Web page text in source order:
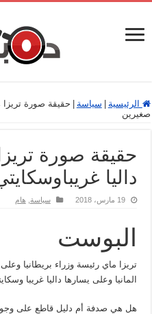
الرئيسية سياسة
حقيقة صورة تريزا
صغيرين
حقيقة صورة
داليا
19 مارس، 2018 سياسة هام
البوست
تريزا ماي رئيسة وزراء بريطانيا وعلى
المانيا وعلى يسارها داليا غريبا
هل هي صدفة أم دليل قاطع على وجود